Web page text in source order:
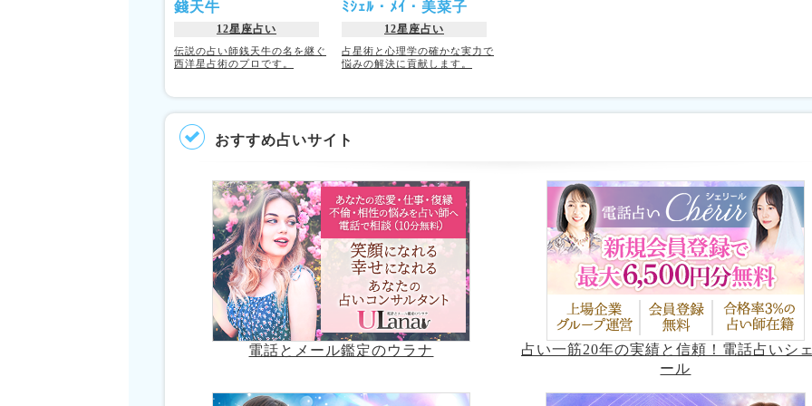
錢天牛
12星座占い
伝説の占い師銭天牛の名を継ぐ
西洋星占術のプロです。
ﾐｼｪﾙ・ﾒｲ・美菜子
12星座占い
占星術と心理学の確かな実力で
悩みの解決に貢献します。
おすすめ占いサイト
電話とメール鑑定のウラナ
占い一筋20年の実績と信頼！電話占いシ
ール